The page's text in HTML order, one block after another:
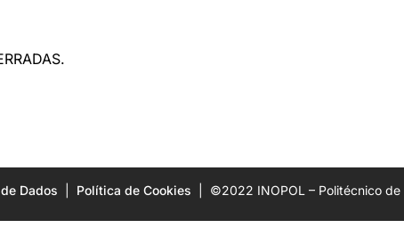
Dados Política de Cookies | ©2022 INOPOL – Politécnico de